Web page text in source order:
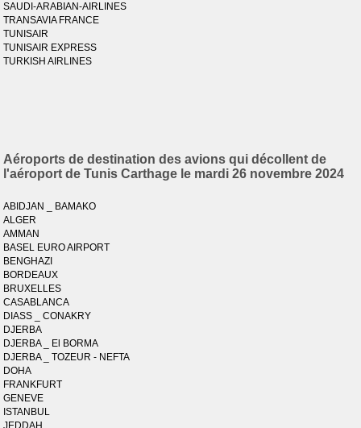
SAUDI-ARABIAN-AIRLINES
TRANSAVIA FRANCE
TUNISAIR
TUNISAIR EXPRESS
TURKISH AIRLINES
Aéroports de destination des avions qui décollent de
l'aéroport de Tunis Carthage le mardi 26 novembre 2024
ABIDJAN _ BAMAKO
ALGER
AMMAN
BASEL EURO AIRPORT
BENGHAZI
BORDEAUX
BRUXELLES
CASABLANCA
DIASS _ CONAKRY
DJERBA
DJERBA _ El BORMA
DJERBA _ TOZEUR - NEFTA
DOHA
FRANKFURT
GENEVE
ISTANBUL
JEDDAH